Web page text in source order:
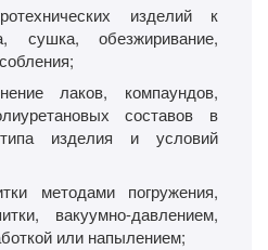
изделий к
сушка, обезжиривание,
лаков, компаундов,
составов в
изделия и условий
методами погружения,
вакуумно-давлением,
или напылением;